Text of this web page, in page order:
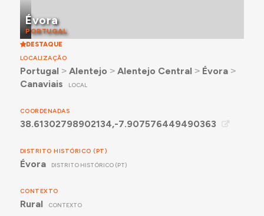
Évora
PORTUGAL
DESTAQUE
LOCALIZAÇÃO
Portugal ˃ Alentejo ˃ Alentejo Central ˃ Évora˃
Canaviais
LOCAL
COORDENADAS
38.61302798902134,-7.907576449490363
DISTRITO HISTÓRICO (PT)
Évora DISTRITO HISTÓRICO (PT)
CONTEXTO
Rural CONTEXTO